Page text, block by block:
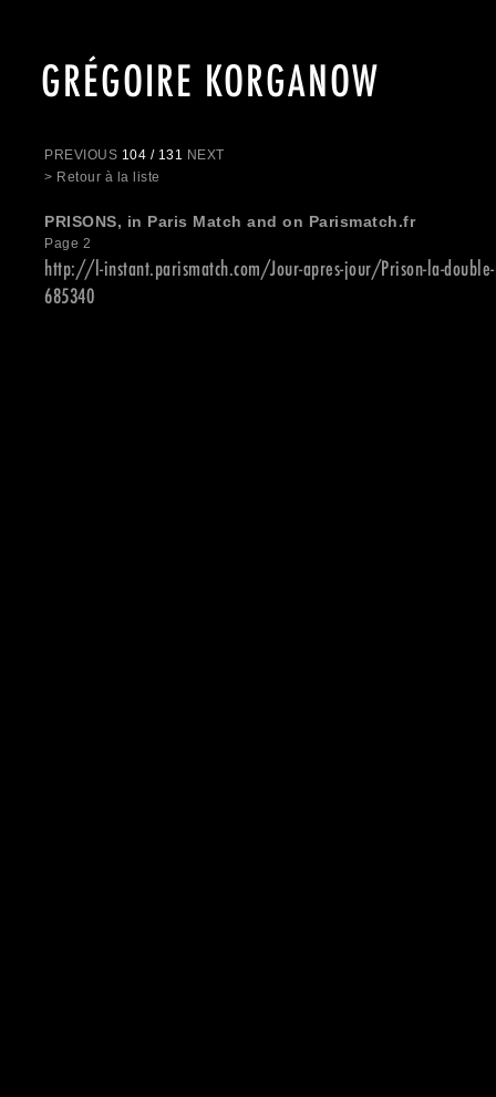
GRÉGOIRE KORGANOW
PREVIOUS 104 / 131 NEXT
> Retour à la liste
PRISONS, in Paris Match and on Parismatch.fr
Page 2
http://l-instant.parismatch.com/Jour-apres-jour/Prison-la-double-
685340